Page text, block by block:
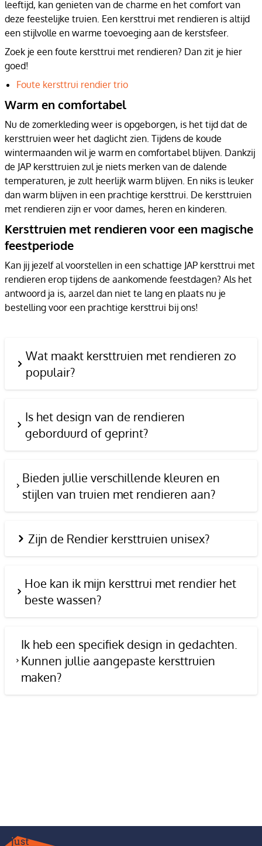
leeftijd, kan genieten van de charme en het comfort van
deze feestelijke truien. Een kersttrui met rendieren is altijd
een stijlvolle en warme toevoeging aan de kerstsfeer.
Zoek je een foute kersttrui met rendieren? Dan zit je hier
goed!
Foute kersttrui rendier trio
Warm en comfortabel
Nu de zomerkleding weer is opgeborgen, is het tijd dat de
kersttruien weer het daglicht zien. Tijdens de koude
wintermaanden wil je warm en comfortabel blijven. Dankzij
de JAP kersttruien zul je niets merken van de dalende
temperaturen, je zult heerlijk warm blijven. En niks is leuker
dan warm blijven in een prachtige kersttrui. De kersttruien
met rendieren zijn er voor dames, heren en kinderen.
Kersttruien met rendieren voor een magische
feestperiode
Kan jij jezelf al voorstellen in een schattige JAP kersttrui met
rendieren erop tijdens de aankomende feestdagen? Als het
antwoord ja is, aarzel dan niet te lang en plaats nu je
bestelling voor een prachtige kersttrui bij ons!
Wat maakt kersttruien met rendieren zo
populair?
Is het design van de rendieren
geborduurd of geprint?
Bieden jullie verschillende kleuren en
stijlen van truien met rendieren aan?
Zijn de Rendier kersttruien unisex?
Hoe kan ik mijn kersttrui met rendier het
beste wassen?
Ik heb een specifiek design in gedachten.
Kunnen jullie aangepaste kersttruien
maken?